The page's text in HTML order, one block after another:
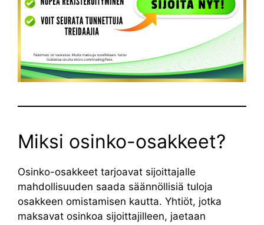
Miksi osinko-osakkeet?
Osinko-osakkeet tarjoavat sijoittajalle
mahdollisuuden saada säännöllisiä tuloja
osakkeen omistamisen kautta. Yhtiöt, jotka
maksavat osinkoa sijoittajilleen, jaetaan